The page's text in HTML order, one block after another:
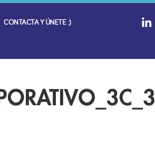
CONTACTA Y ÚNETE :)